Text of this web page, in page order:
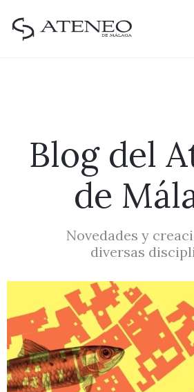
Blog del
de
Novedades y
diversas